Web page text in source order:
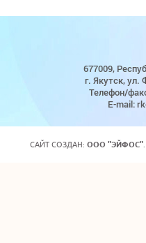
677009,
г. Якутск, ул.
Телефон/
E-mail:
САЙТ СОЗДАН: ООО "ЭЙФОС"